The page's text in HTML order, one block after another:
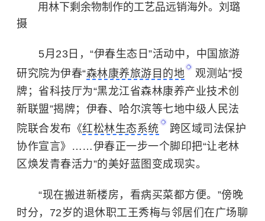
用林下剩余物制作的工艺品远销海外。刘璐
摄
5月23日，“伊春生态日”活动中，中国旅游
研究院为伊春“森林康养旅游目的地
观测站”授
牌；省科技厅为“黑龙江省森林康养产业技术创
新联盟”揭牌；伊春、哈尔滨等七地中级人民法
院联合发布《红松林生态系统
跨区域司法保护
协作宣言》……伊春正一步一个脚印把“让老林
区焕发青春活力”的美好蓝图变成现实。
“现在搬进新楼房，看病买菜都方便。”傍晚
时分，72岁的退休职工王秀梅与邻居们在广场聊